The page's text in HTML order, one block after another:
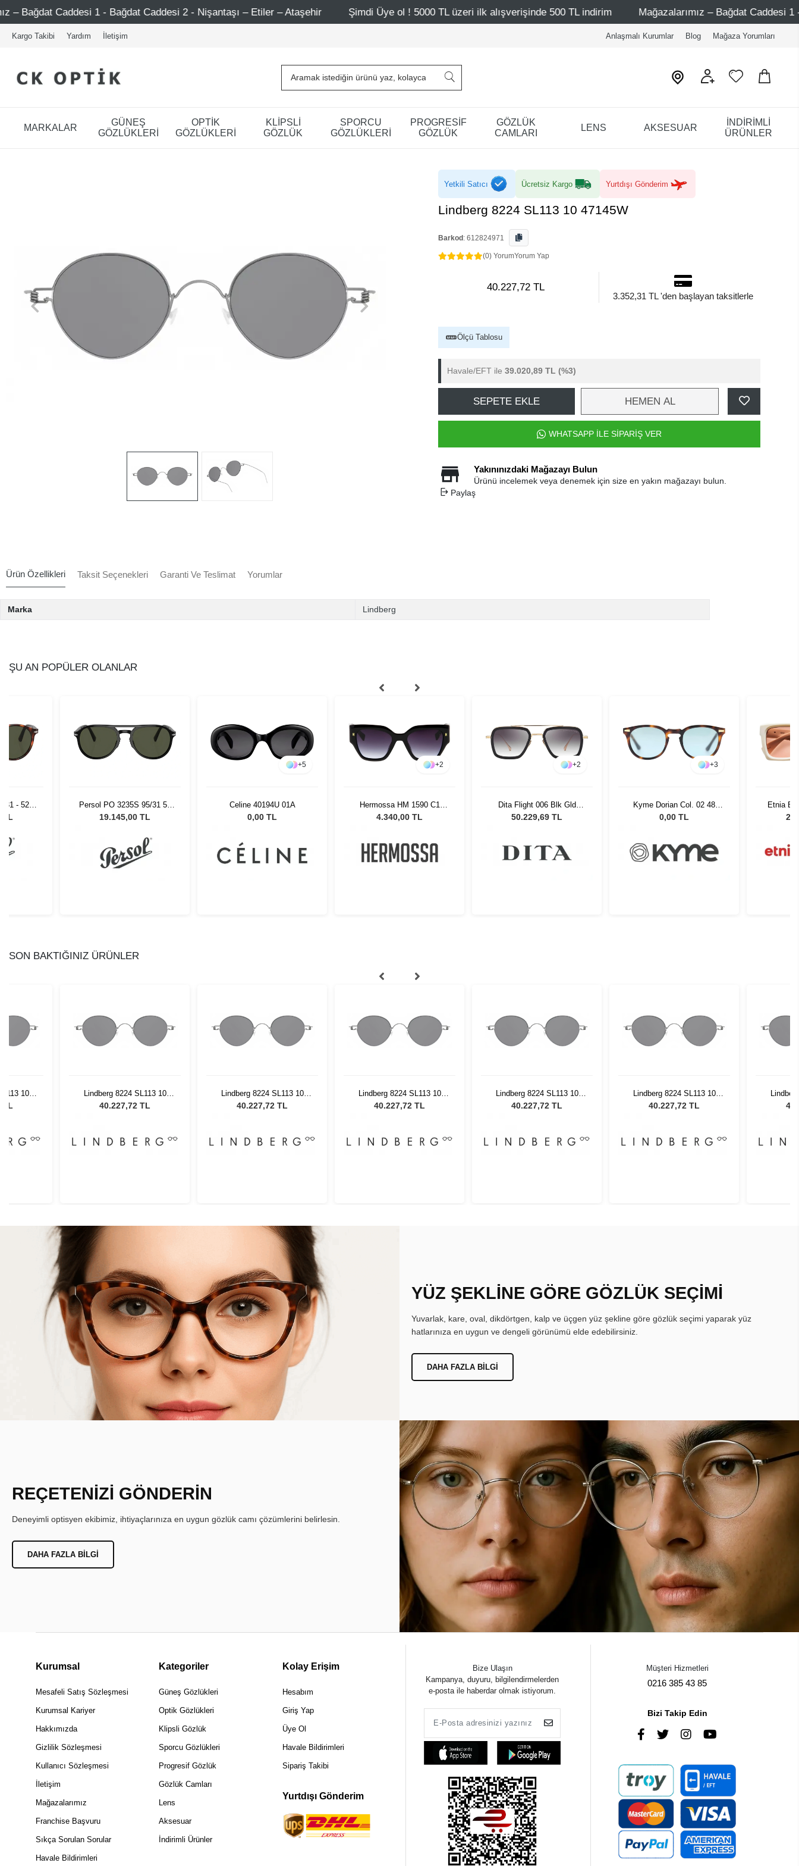
1 - Bağdat Caddesi 2 - Nişantaşı – Etiler – Ataşehir Şimdi Üye ol ! 5000 TL üzeri ilk alışverişinde 500 TL indirim Mağazalarımız – Bağdat Caddesi 1 - Bağdat
Kargo Takibi Yardım İletişim Anlaşmalı Kurumlar Blog Mağaza Yorumları
MARKALAR
GÜNEŞ
GÖZLÜKLERİ
OPTİK
GÖZLÜKLERİ
KLİPSLİ
GÖZLÜK
SPORCU
GÖZLÜKLERİ
PROGRESİF
GÖZLÜK
GÖZLÜK
CAMLARI
LENS AKSESUAR
İNDİRİMLİ
ÜRÜNLER
Yetkili Satıcı Ücretsiz Kargo Yurtdışı Gönderim
Lindberg 8224 SL113 10 47145W
Barkod : 612824971
(0) YorumYorum Yap
40.227,72 TL
3.352,31 TL 'den başlayan taksitlerle
Ölçü Tablosu
Havale/EFT ile 39.020,89 TL (%3)
SEPETE EKLE HEMEN AL
WHATSAPP İLE SİPARİŞ VER
Yakınınızdaki Mağazayı Bulun
Ürünü incelemek veya denemek için size en yakın mağazayı bulun.
Paylaş
Ürün Özellikleri Taksit Seçenekleri Garanti Ve Teslimat Yorumlar
Marka Lindberg
ŞU AN POPÜLER OLANLAR
31 - 52
TL
Persol PO 3235S 95/31 55
Unisex Güneş Gözlüğü
19.145,00 TL
+5
Celine 40194U 01A
0,00 TL
+2
Hermossa HM 1590 C1
Kadın Güneş Gözlüğü
4.340,00 TL
+2
Dita Flight 006 Blk Gld
Erkek Güneş Gözlüğü
50.229,69 TL
+3
Kyme Dorian Col. 02 48
Unisex Güneş Gözlüğü
0,00 TL
Etnia
SON BAKTIĞINIZ ÜRÜNLER
10
TL
Lindberg 8224 SL113 10
47145W
40.227,72 TL
Lindberg 8224 SL113 10
47145W
40.227,72 TL
Lindberg 8224 SL113 10
47145W
40.227,72 TL
Lindberg 8224 SL113 10
47145W
40.227,72 TL
Lindberg 8224 SL113 10
47145W
40.227,72 TL
YÜZ ŞEKLİNE GÖRE GÖZLÜK SEÇİMİ
Yuvarlak, kare, oval, dikdörtgen, kalp ve üçgen yüz şekline göre gözlük seçimi yaparak yüz
hatlarınıza en uygun ve dengeli görünümü elde edebilirsiniz.
DAHA FAZLA BILGI
REÇETENİZİ GÖNDERİN
Deneyimli optisyen ekibimiz, ihtiyaçlarınıza en uygun gözlük camı çözümlerini belirlesin.
DAHA FAZLA BILGI
Kurumsal
Mesafeli Satış Sözleşmesi
Kurumsal Kariyer
Hakkımızda
Gizlilik Sözleşmesi
Kullanıcı Sözleşmesi
İletişim
Mağazalarımız
Franchise Başvuru
Sıkça Sorulan Sorular
Havale Bildirimleri
Kategoriler
Güneş Gözlükleri
Optik Gözlükleri
Klipsli Gözlük
Sporcu Gözlükleri
Progresif Gözlük
Gözlük Camları
Lens
Aksesuar
İndirimli Ürünler
Kolay Erişim
Hesabım
Giriş Yap
Üye Ol
Havale Bildirimleri
Sipariş Takibi
Yurtdışı Gönderim
Bize Ulaşın
Kampanya, duyuru, bilgilendirmelerden
e-posta ile haberdar olmak istiyorum.
Müşteri Hizmetleri
0216 385 43 85
Bizi Takip Edin